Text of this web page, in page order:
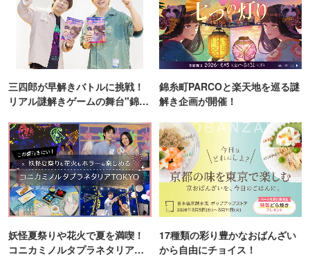
三四郎が早解きバトルに挑戦！
リアル謎解きゲームの舞台"錦糸
錦糸町PARCOと楽天地を巡る謎
解き企画が開催！
妖怪夏祭りや花火で夏を満喫！
コニカミノルタプラネタリア
17種類の彩り豊かなおばんざい
から自由にチョイス！